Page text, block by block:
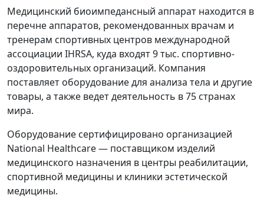
Медицинский биоимпедансный аппарат находится в
перечне аппаратов, рекомендованных врачам и
тренерам спортивных центров международной
ассоциации IHRSA, куда входят 9 тыс. спортивно-
оздоровительных организаций. Компания
поставляет оборудование для анализа тела и другие
товары, а также ведет деятельность в 75 странах
мира.
Оборудование сертифицировано организацией
National Healthcare — поставщиком изделий
медицинского назначения в центры реабилитации,
спортивной медицины и клиники эстетической
медицины.